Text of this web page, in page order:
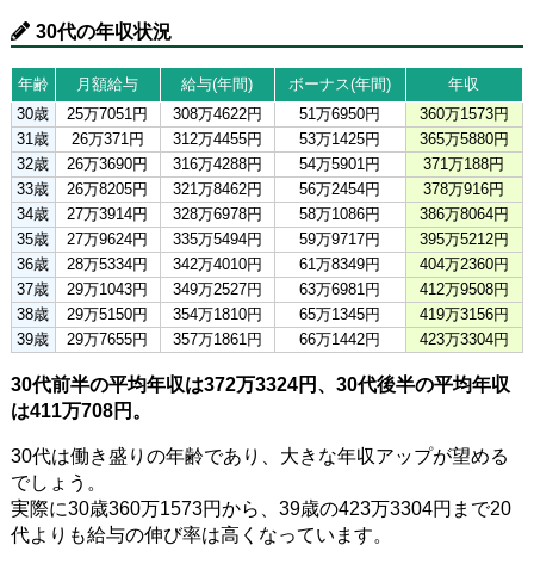
30代の年収状況
年齢 月額給与 給与(年間) ボーナス(年間)
年収
30歳
25万7051円 308万4622円 51万6950円
360万1573円
31歳
26万371円 312万4455円 53万1425円
365万5880円
32歳
26万3690円 316万4288円 54万5901円
371万188円
33歳
26万8205円 321万8462円 56万2454円
378万916円
34歳
27万3914円 328万6978円 58万1086円
386万8064円
35歳
27万9624円 335万5494円 59万9717円
395万5212円
36歳
28万5334円 342万4010円 61万8349円
404万2360円
37歳
29万1043円 349万2527円 63万6981円
412万9508円
38歳
29万5150円 354万1810円 65万1345円
419万3156円
39歳
29万7655円 357万1861円 66万1442円 423万3304円
30代前半の平均年収は372万3324円、30代後半の平均年収
は411万708円。
30代は働き盛りの年齢であり、大きな年収アップが望める
でしょう。
実際に30歳360万1573円から、39歳の423万3304円まで20
代よりも給与の伸び率は高くなっています。